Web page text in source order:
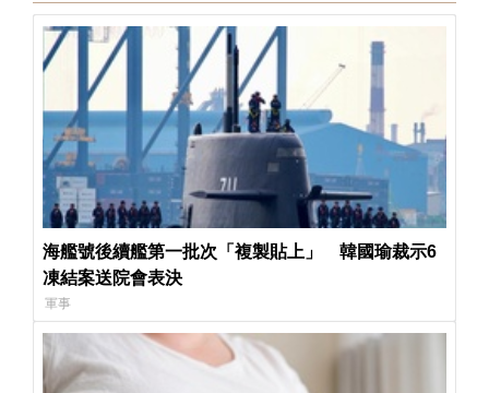
海艦號後續艦第一批次「複製貼上」 韓國瑜裁示6
凍結案送院會表決
軍事